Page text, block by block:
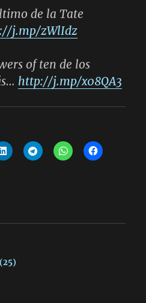
de la Tate
j.mp/zWlIdz
of ten de los
http://j.mp/x08QA3